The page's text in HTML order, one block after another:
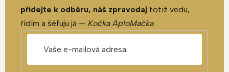
přidejte k odběru, náš zpravodaj totiž vedu,
řídím a šéfuju já — Kočka AploMačka